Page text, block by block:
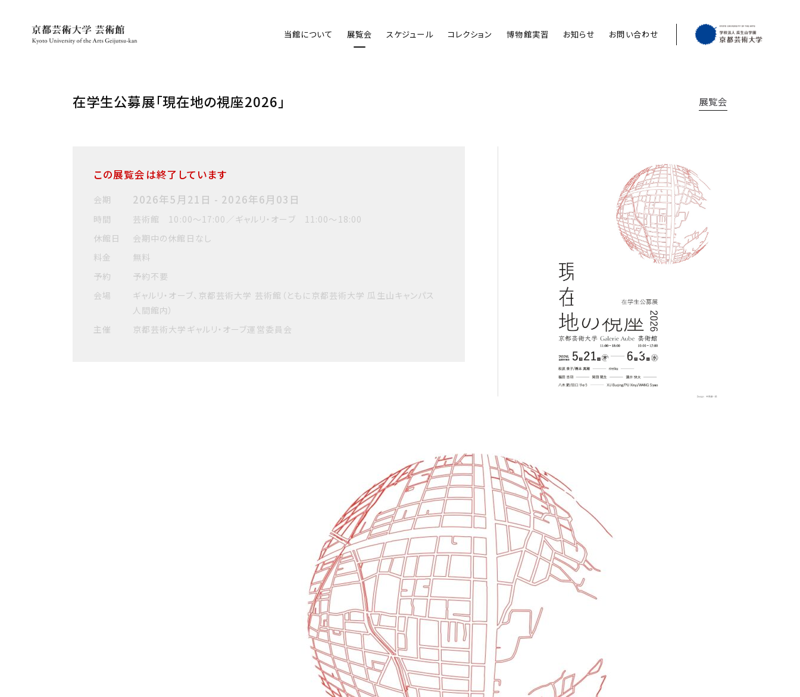
当館について 展覧会 スケジュール コレクション 博物館実習 お知らせ お問い合わせ
在学生公募展「現在地の視座2026」 展覧会
この展覧会は終了しています
会期 2026年5月21日 - 2026年6月03日
時間
芸術館 10:00～17:00／ギャルリ・オーブ 11:00～18:00
休館日
会期中の休館日なし
料金
無料
予約
予約不要
会場
ギャルリ・オーブ、京都芸術大学 芸術館（ともに京都芸術大学 瓜生山キャンパス
人間館内）
主催
京都芸術大学ギャルリ・オーブ運営委員会